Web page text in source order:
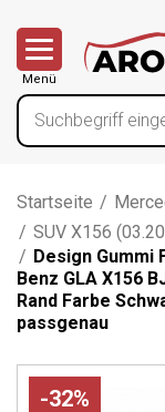
Menü
Startseite /
/ SUV X156
/ Design Gummi
Benz GLA X156
Rand Farbe
passgenau
-32%